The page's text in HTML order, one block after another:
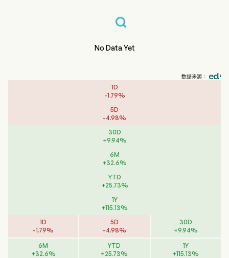
No Data Yet
数据来源：
1D
-1.79%
5D
-4.98%
30D
+9.94%
6M
+32.6%
YTD
+25.73%
1Y
+115.13%
1D
-1.79%
5D
-4.98%
30D
+9.94%
6M
+32.6%
YTD
+25.73%
1Y
+115.13%